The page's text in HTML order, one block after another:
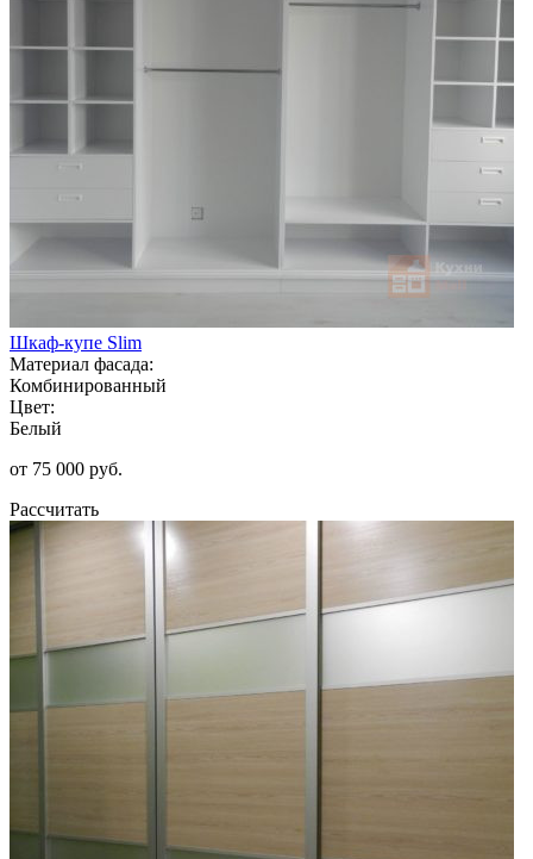
Шкаф-купе Slim
Материал фасада:
Комбинированный
Цвет:
Белый
от 75 000 руб.
Рассчитать